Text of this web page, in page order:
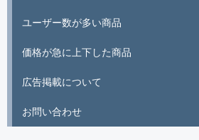
ユーザー数が多い商品
価格が急に上下した商品
広告掲載について
お問い合わせ